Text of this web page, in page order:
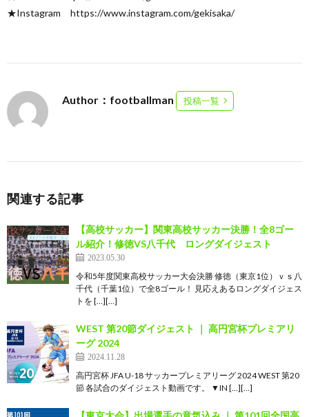
★Instagram https://www.instagram.com/gekisaka/
Author：footballman 投稿一覧
関連する記事
【高校サッカー】関東高校サッカー決勝！全8ゴー
ル紹介！修徳VS八千代 ロングダイジェスト
2023.05.30
令和5年度関東高校サッカー大会決勝 修徳（東京1位）ｖｓ八
千代（千葉1位）で全8ゴール！ 見応えあるロングダイジェス
トを […][…]
WEST 第20節ダイジェスト ｜ 高円宮杯プレミアリ
ーグ 2024
2024.11.28
高円宮杯 JFA U-18 サッカープレミアリーグ 2024 WEST 第20
節 各試合のダイジェスト動画です。 ▼IN […][…]